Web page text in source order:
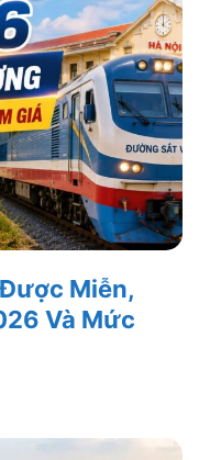
Miễn,
Và Mức